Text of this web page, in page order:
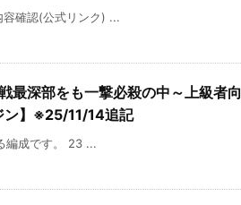
確認(公式リンク) ...
最深部をも一撃必殺の中～上級者向
ン】※25/11/14追記
編成です。 23 ...